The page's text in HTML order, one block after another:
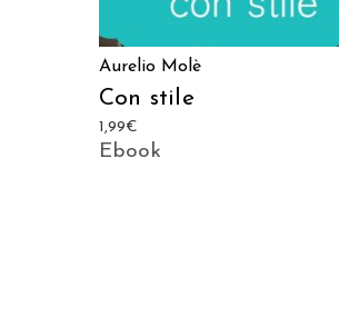
Aurelio Molè
Con stile
1,99€
Ebook